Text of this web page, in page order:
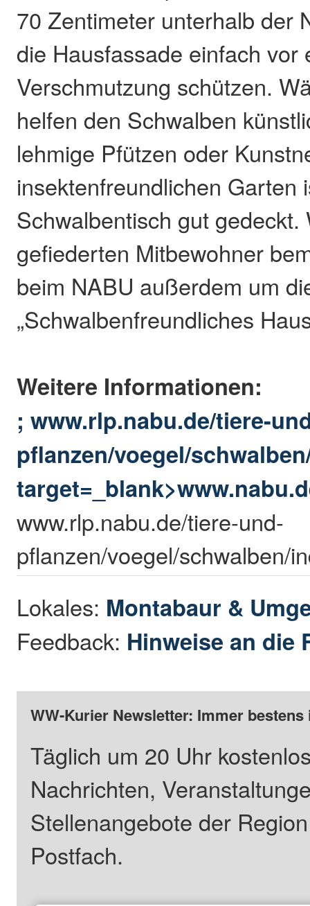
70 Zentimeter unterhalb der
die Hausfassade einfach vor
Verschmutzung schützen.
helfen den Schwalben
lehmige Pfützen oder
insektenfreundlichen Garten
Schwalbentisch gut
gefiederten Mitbewohner
beim NABU außerdem um
„Schwalbenfreundliches
Weitere Informationen:
; www.rlp.nabu.de/tiere-
pflanzen/voegel/
www.rlp.nabu.de/tiere-und-
pflanzen/voegel/schwalben/
Lokales: Montabaur &
Feedback: Hinweise an die
WW-Kurier Newsletter: Immer
Täglich um 20 Uhr
Nachrichten,
Stellenangebote der
Postfach.